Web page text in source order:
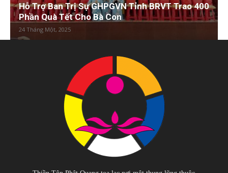
Hỗ Trợ Ban Trị Sự GHPGVN Tỉnh BRVT Trao 400
Phần Quà Tết Cho Bà Con
24 Tháng Một, 2025